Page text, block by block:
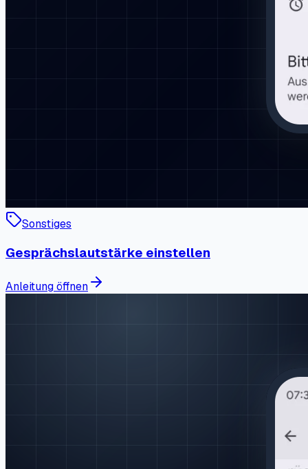
Sonstiges
Gesprächslautstärke einstellen
Anleitung öffnen